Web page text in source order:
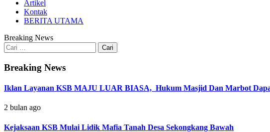
Artikel
Kontak
BERITA UTAMA
Breaking News
Cari
untuk:
Breaking News
Iklan Layanan KSB MAJU LUAR BIASA, Hukum Masjid Dan Marbot
2 bulan ago
Kejaksaan KSB Mulai Lidik Mafia Tanah Desa Sekongkang Bawah